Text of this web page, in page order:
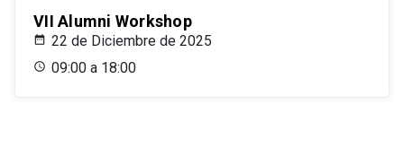
VII Alumni Workshop
22 de Diciembre de 2025
09:00 a 18:00